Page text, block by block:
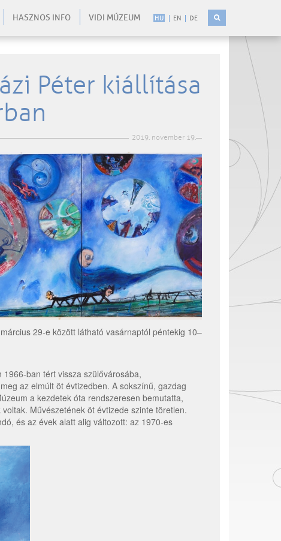
HU EN DE
HASZNOS INFO VIDI MÚZEUM
Péter kiállítása
2019. november 19.
29-e között látható vasárnaptól péntekig 10–
ban tért vissza szülővárosába,
az elmúlt öt évtizedben. A sokszínű, gazdag
a kezdetek óta rendszeresen bemutatta,
Művészetének öt évtizede szinte töretlen.
és az évek alatt alig változott: az 1970-es